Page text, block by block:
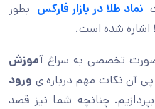
نماد طلا در بازار فارکس بطور
اشاره شده است.
تخصصی به سراغ آموزش
پی آن نکات مهم درباره ی ورود
بپردازیم. چنانچه شما نیز قصد